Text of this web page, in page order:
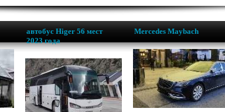
автобус Higer 56 мест
2023 года
Mercedes Maybach